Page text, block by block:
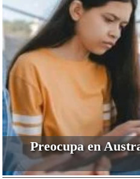
Preocupa en